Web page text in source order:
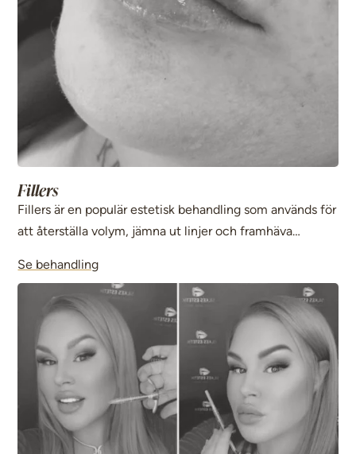
Fillers
Fillers är en populär estetisk behandling som används för
att återställa volym, jämna ut linjer och framhäva
Se behandling